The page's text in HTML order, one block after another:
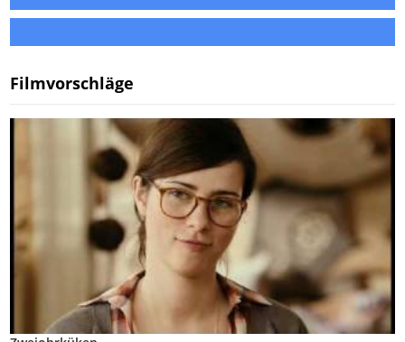
Filmvorschläge